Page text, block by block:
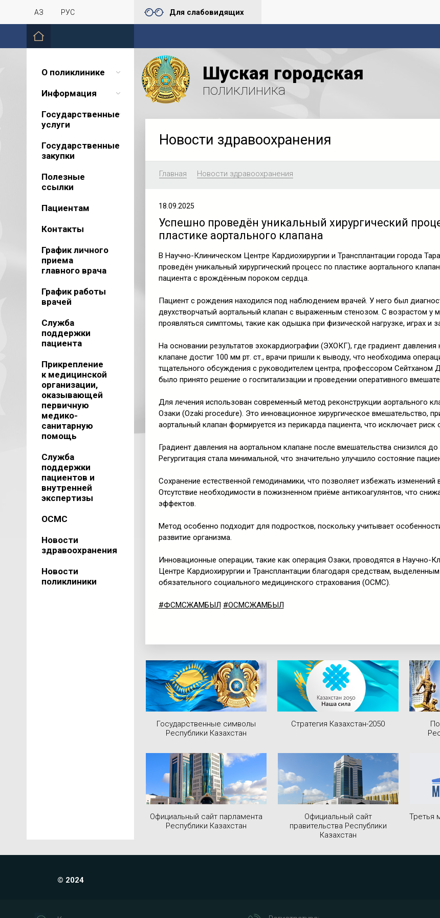
ҚАЗ РУС Для слабовидящих
О поликлинике
Информация
Государственные
услуги
Государственные
закупки
Полезные
ссылки
Пациентам
Контакты
График личного
приема
главного врача
График работы
врачей
Служба
поддержки
пациента
Прикрепление
к медицинской
организации,
оказывающей
первичную
медико-
санитарную
помощь
Служба
поддержки
пациентов и
внутренней
экспертизы
ОСМС
Новости
здравоохранения
Новости
поликлиники
Шуская городская
поликлиника
Новости здравоохранения
Главная Новости здравоохранения
18.09.2025
Успешно проведён уникальный хирургический
пластике аортального клапана
В Научно-Клиническом Центре Кардиохирургии и Трансплантации города
проведён уникальный хирургический процесс по пластике аортального
пациента с врождённым пороком сердца.
Пациент с рождения находился под наблюдением врачей. У него был
двухстворчатый аортальный клапан с выраженным стенозом. С возрастом у
проявляться симптомы, такие как одышка при физической нагрузке, играх и
На основании результатов эхокардиографии (ЭХОКГ), где градиент давления
клапане достиг 100 мм рт. ст., врачи пришли к выводу, что необходима
тщательного обсуждения с руководителем центра, профессором
было принято решение о госпитализации и проведении оперативного
Для лечения использован современный метод реконструкции аортального
Озаки (Ozaki procedure). Это инновационное хирургическое вмешательство,
аортальный клапан формируется из перикарда пациента, что исключает риск
Градиент давления на аортальном клапане после вмешательства снизился до
Регургитация стала минимальной, что значительно улучшило состояние
Сохранение естественной гемодинамики, что позволяет избежать изменений
Отсутствие необходимости в пожизненном приёме антикоагулянтов, что
эффектов.
Метод особенно подходит для подростков, поскольку учитывает
развитие организма.
Инновационные операции, такие как операция Озаки, проводятся в Научно-
Центре Кардиохирургии и Трансплантации благодаря средствам,
обязательного социального медицинского страхования (ОСМС).
#ФСМСЖАМБЫЛ #ОСМСЖАМБЫЛ
Государственные символы
Республики Казахстан
Стратегия Казахстан-2050
Официальный сайт парламента
Республики Казахстан
Официальный сайт
правительства Республики
Казахстан
Третья
© 2024